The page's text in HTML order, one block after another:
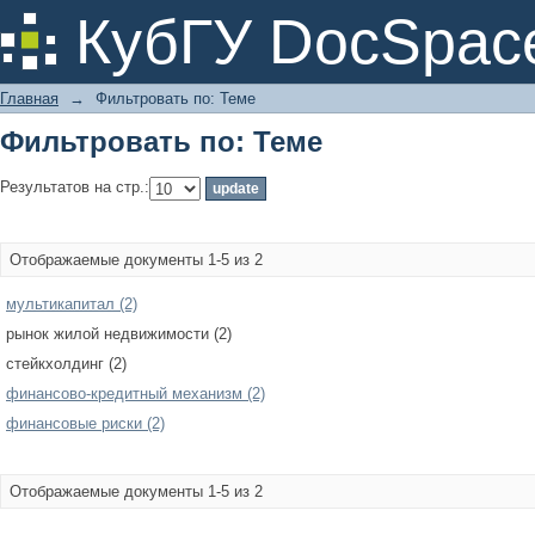
КубГУ
Фильтровать по: Теме
Главная → Фильтровать по: Теме
Фильтровать по: Теме
Результатов на стр.:
Отображаемые документы 1-5 из 2
мультикапитал (2)
рынок жилой недвижимости (2)
стейкхолдинг (2)
финансово-кредитный механизм (2)
финансовые риски (2)
Отображаемые документы 1-5 из 2